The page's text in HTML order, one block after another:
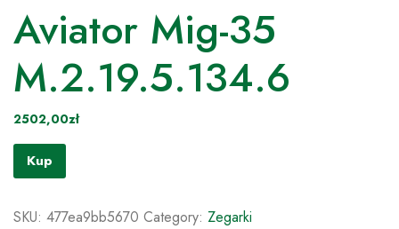
Aviator Mig-35
M.2.19.5.134.6
2502,00zł
Kup
SKU: 477ea9bb5670 Category: Zegarki